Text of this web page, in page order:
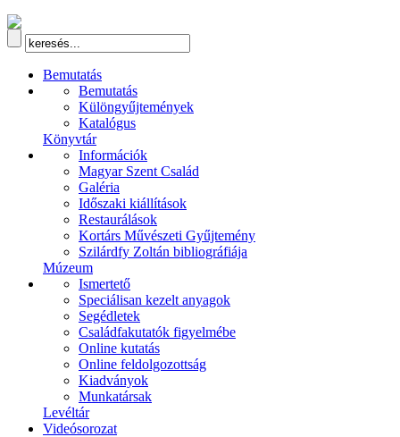
Bemutatás
Bemutatás
Különgyűjtemények
Katalógus
Könyvtár
Információk
Magyar Szent Család
Galéria
Időszaki kiállítások
Restaurálások
Kortárs Művészeti Gyűjtemény
Szilárdfy Zoltán bibliográfiája
Múzeum
Ismertető
Speciálisan kezelt anyagok
Segédletek
Családfakutatók figyelmébe
Online kutatás
Online feldolgozottság
Kiadványok
Munkatársak
Levéltár
Videósorozat